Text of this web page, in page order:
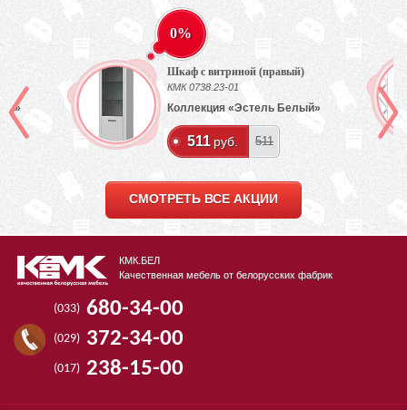
0%
Шкаф с витриной (правый)
КМК 0738.23-01
Коллекция «Эстель Белый»
511 руб. 511
СМОТРЕТЬ ВСЕ АКЦИИ
КМК.БЕЛ
Качественная мебель от белорусских фабрик
(033) 680-34-00
(029) 372-34-00
(017) 238-15-00